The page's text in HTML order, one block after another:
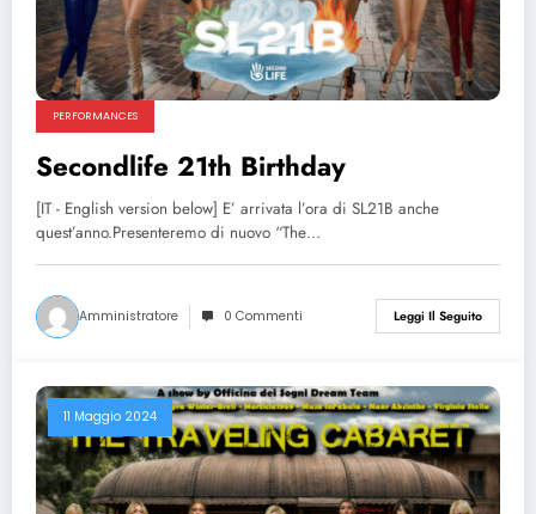
PERFORMANCES
Secondlife 21th Birthday
[IT - English version below] E’ arrivata l’ora di SL21B anche
quest’anno.Presenteremo di nuovo “The…
Amministratore 0 Commenti Leggi Il Seguito
11 Maggio 2024